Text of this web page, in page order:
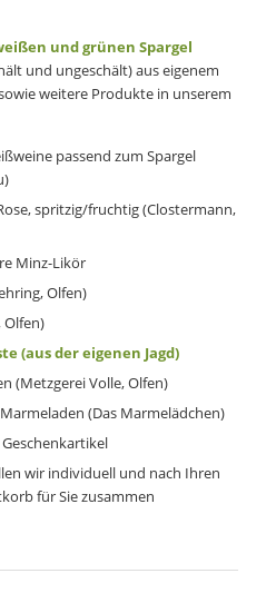
und grünen Spargel
und ungeschält) aus eigenem
weitere Produkte in unserem
passend zum Spargel
spritzig/fruchtig (Clostermann,
Minz-Likör
Olfen)
Olfen)
(aus der eigenen Jagd)
(Metzgerei Volle, Olfen)
(Das Marmelädchen)
wir individuell und nach Ihren
für Sie zusammen